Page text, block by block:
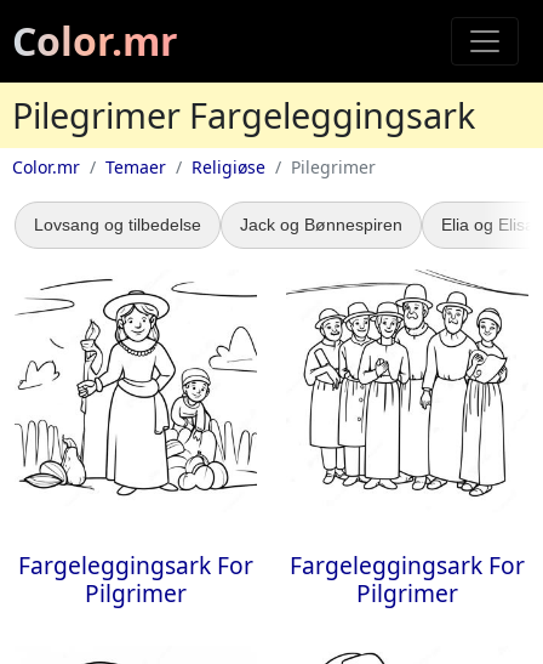
Color.mr
Pilegrimer Fargeleggingsark
Color.mr Temaer Religiøse Pilegrimer
Lovsang og tilbedelse Jack og Bønnespiren Elia og Elisa
Fargeleggingsark For
Pilgrimer
Fargeleggingsark For
Pilgrimer